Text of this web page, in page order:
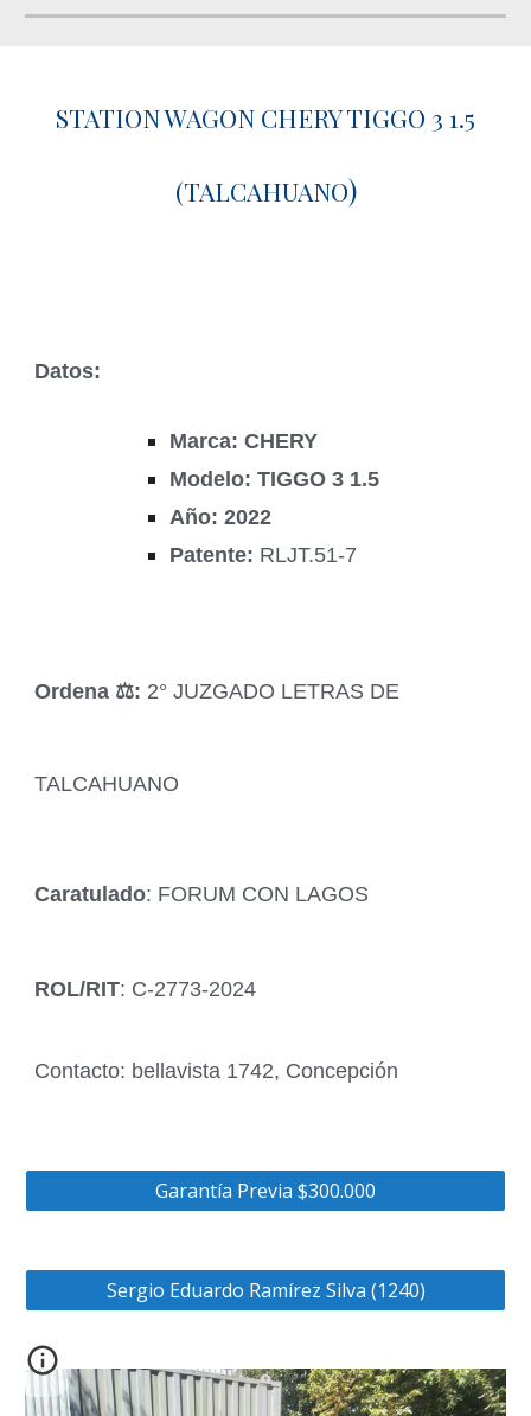
STATION WAGON CHERY TIGGO 3 1.5
(TALCAHUANO)
Datos:
Marca: CHERY
Modelo: TIGGO 3 1.5
Año: 2022
Patente: RLJT.51-7
Ordena ‍⚖️: 2° JUZGADO LETRAS DE
TALCAHUANO
Caratulado: FORUM CON LAGOS
ROL/RIT: C-2773-2024
Contacto: bellavista 1742, Concepción
Garantía Previa $300.000
Sergio Eduardo Ramírez Silva (1240)